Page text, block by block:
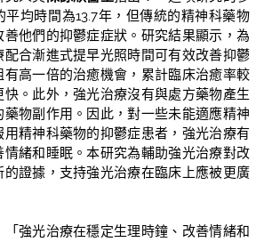
平均時間為13.7年，但傳統的精神科藥物
他們的抑鬱症症狀。研究結果顯示，為
合漸進式提早光照時間可有效改善抑鬱
高一倍的治癒機會，累計臨床治癒率較
。此外，強光治療沒有與處方藥物產生
物副作用。因此，對一些未能適應精神
精神科藥物的抑鬱症患者，強光治療有
緒和睡眠。本研究為輔助強光治療對改
證據，支持強光治療在臨床上應被更廣
強光治療在穩定生理時鐘、改善情緒和